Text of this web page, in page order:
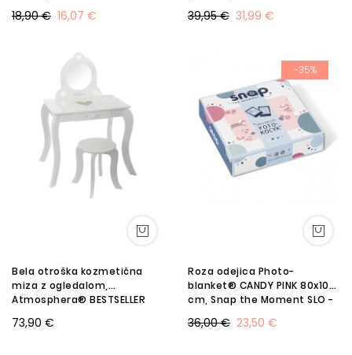
16,07 €
18,90 € 31,99 €
39,95 €
Bela otroška kozmetična
miza z ogledalom,
Atmosphera® BESTSELLER
73,90 €
-35%
Roza odejica Photo-
blanket® CANDY PINK 80x100
cm, Snap the Moment SLO -
23,50 €
36,00 €